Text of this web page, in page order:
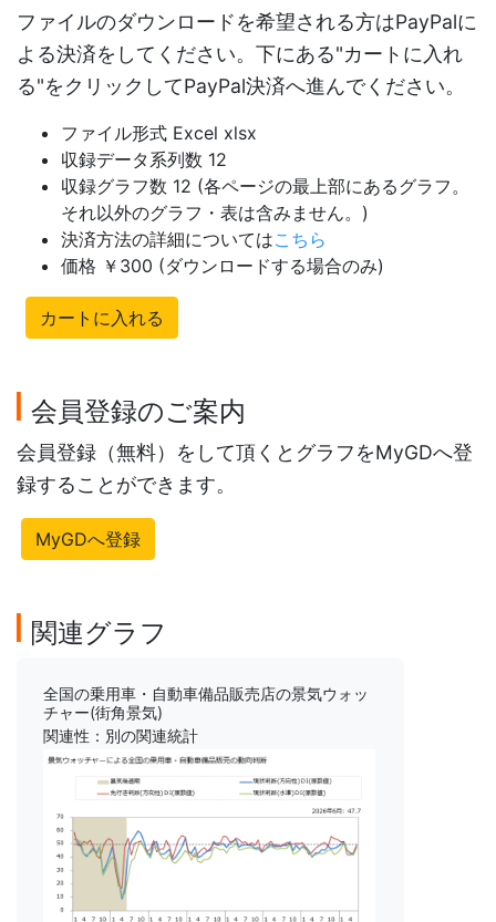
ファイルのダウンロードを希望される方はPayPalに
よる決済をしてください。下にある"カートに入れ
る"をクリックしてPayPal決済へ進んでください。
ファイル形式 Excel xlsx
収録データ系列数 12
収録グラフ数 12 (各ページの最上部にあるグラフ。
それ以外のグラフ・表は含みません。)
決済方法の詳細についてはこちら
価格 ￥300 (ダウンロードする場合のみ)
カートに入れる
会員登録のご案内
会員登録（無料）をして頂くとグラフをMyGDへ登
録することができます。
MyGDへ登録
関連グラフ
全国の乗用車・自動車備品販売店の景気ウォッ
チャー(街角景気)
関連性：別の関連統計